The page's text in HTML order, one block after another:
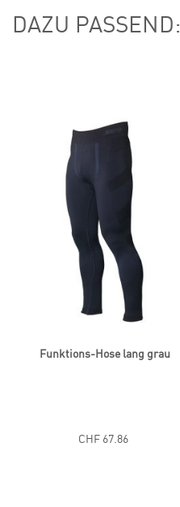
DAZU PASSEND:
Funktions-Hose lang grau
CHF 67.86